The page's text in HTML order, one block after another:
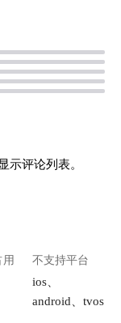
示评论列表。
不支持平台
ios、
android、tvos